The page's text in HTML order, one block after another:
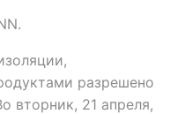
разрешено
вторник, 21 апреля,